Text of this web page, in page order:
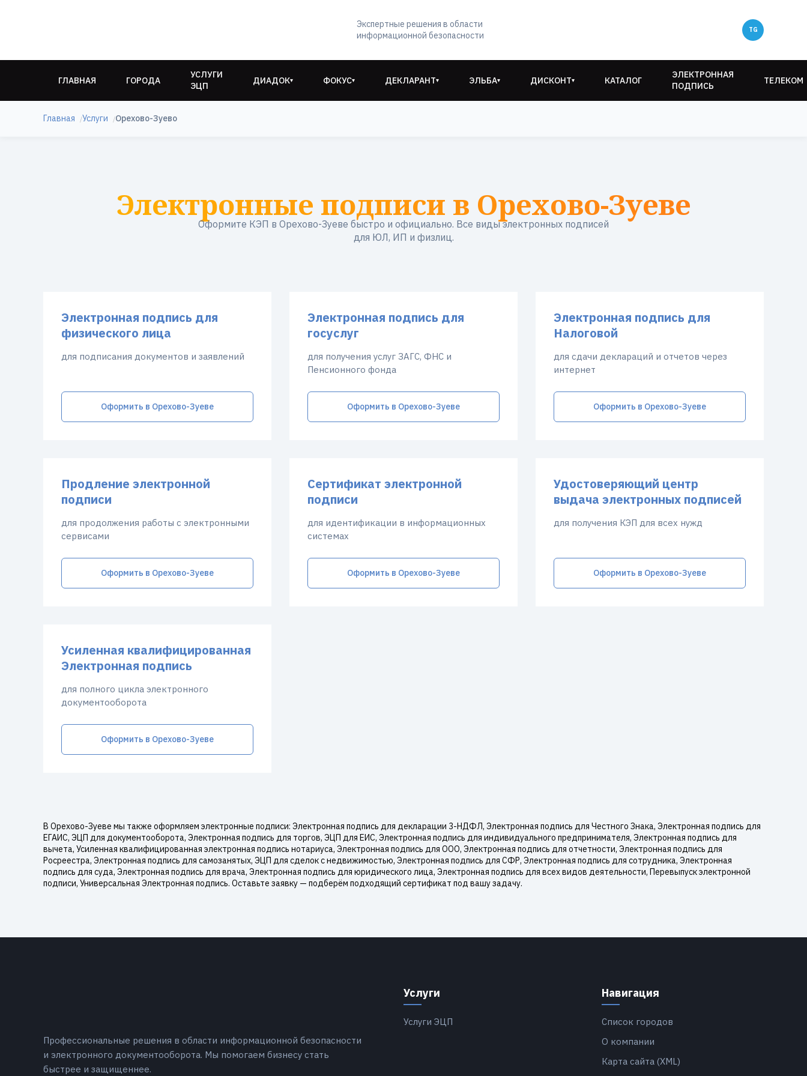
Экспертные решения в области
информационной безопасности
ГЛАВНАЯ ГОРОДА
УСЛУГИ
ЭЦП
ДИАДОК▾ ФОКУС▾ ДЕКЛАРАНТ▾ ЭЛЬБА▾ ДИСКОНТ▾ КАТАЛОГ
ЭЛЕКТРОННАЯ
ПОДПИСЬ
ТЕЛЕКОМ
Главная Услуги Орехово-Зуево
Электронные подписи в Орехово-Зуеве
Оформите КЭП в Орехово-Зуеве быстро и официально. Все виды электронных подписей
для ЮЛ, ИП и физлиц.
Электронная подпись для
физического лица
для подписания документов и заявлений
Оформить в Орехово-Зуеве
Электронная подпись для
госуслуг
для получения услуг ЗАГС, ФНС и
Пенсионного фонда
Оформить в Орехово-Зуеве
Электронная подпись для
Налоговой
для сдачи деклараций и отчетов через
интернет
Оформить в Орехово-Зуеве
Продление электронной
подписи
для продолжения работы с электронными
сервисами
Оформить в Орехово-Зуеве
Сертификат электронной
подписи
для идентификации в информационных
системах
Оформить в Орехово-Зуеве
Удостоверяющий центр
выдача электронных подписей
для получения КЭП для всех нужд
Оформить в Орехово-Зуеве
Усиленная квалифицированная
Электронная подпись
для полного цикла электронного
документооборота
Оформить в Орехово-Зуеве
В Орехово-Зуеве мы также оформляем электронные подписи: Электронная подпись для декларации 3-НДФЛ, Электронная подпись для Честного Знака, Электронная подпись для
ЕГАИС, ЭЦП для документооборота, Электронная подпись для торгов, ЭЦП для ЕИС, Электронная подпись для индивидуального предпринимателя, Электронная подпись для
вычета, Усиленная квалифицированная электронная подпись нотариуса, Электронная подпись для ООО, Электронная подпись для отчетности, Электронная подпись для
Росреестра, Электронная подпись для самозанятых, ЭЦП для сделок с недвижимостью, Электронная подпись для СФР, Электронная подпись для сотрудника, Электронная
подпись для суда, Электронная подпись для врача, Электронная подпись для юридического лица, Электронная подпись для всех видов деятельности, Перевыпуск электронной
подписи, Универсальная Электронная подпись. Оставьте заявку — подберём подходящий сертификат под вашу задачу.
Профессиональные решения в области информационной безопасности
и электронного документооборота. Мы помогаем бизнесу стать
быстрее и защищеннее.
Услуги
Услуги ЭЦП
Навигация
Список городов
О компании
Карта сайта (XML)